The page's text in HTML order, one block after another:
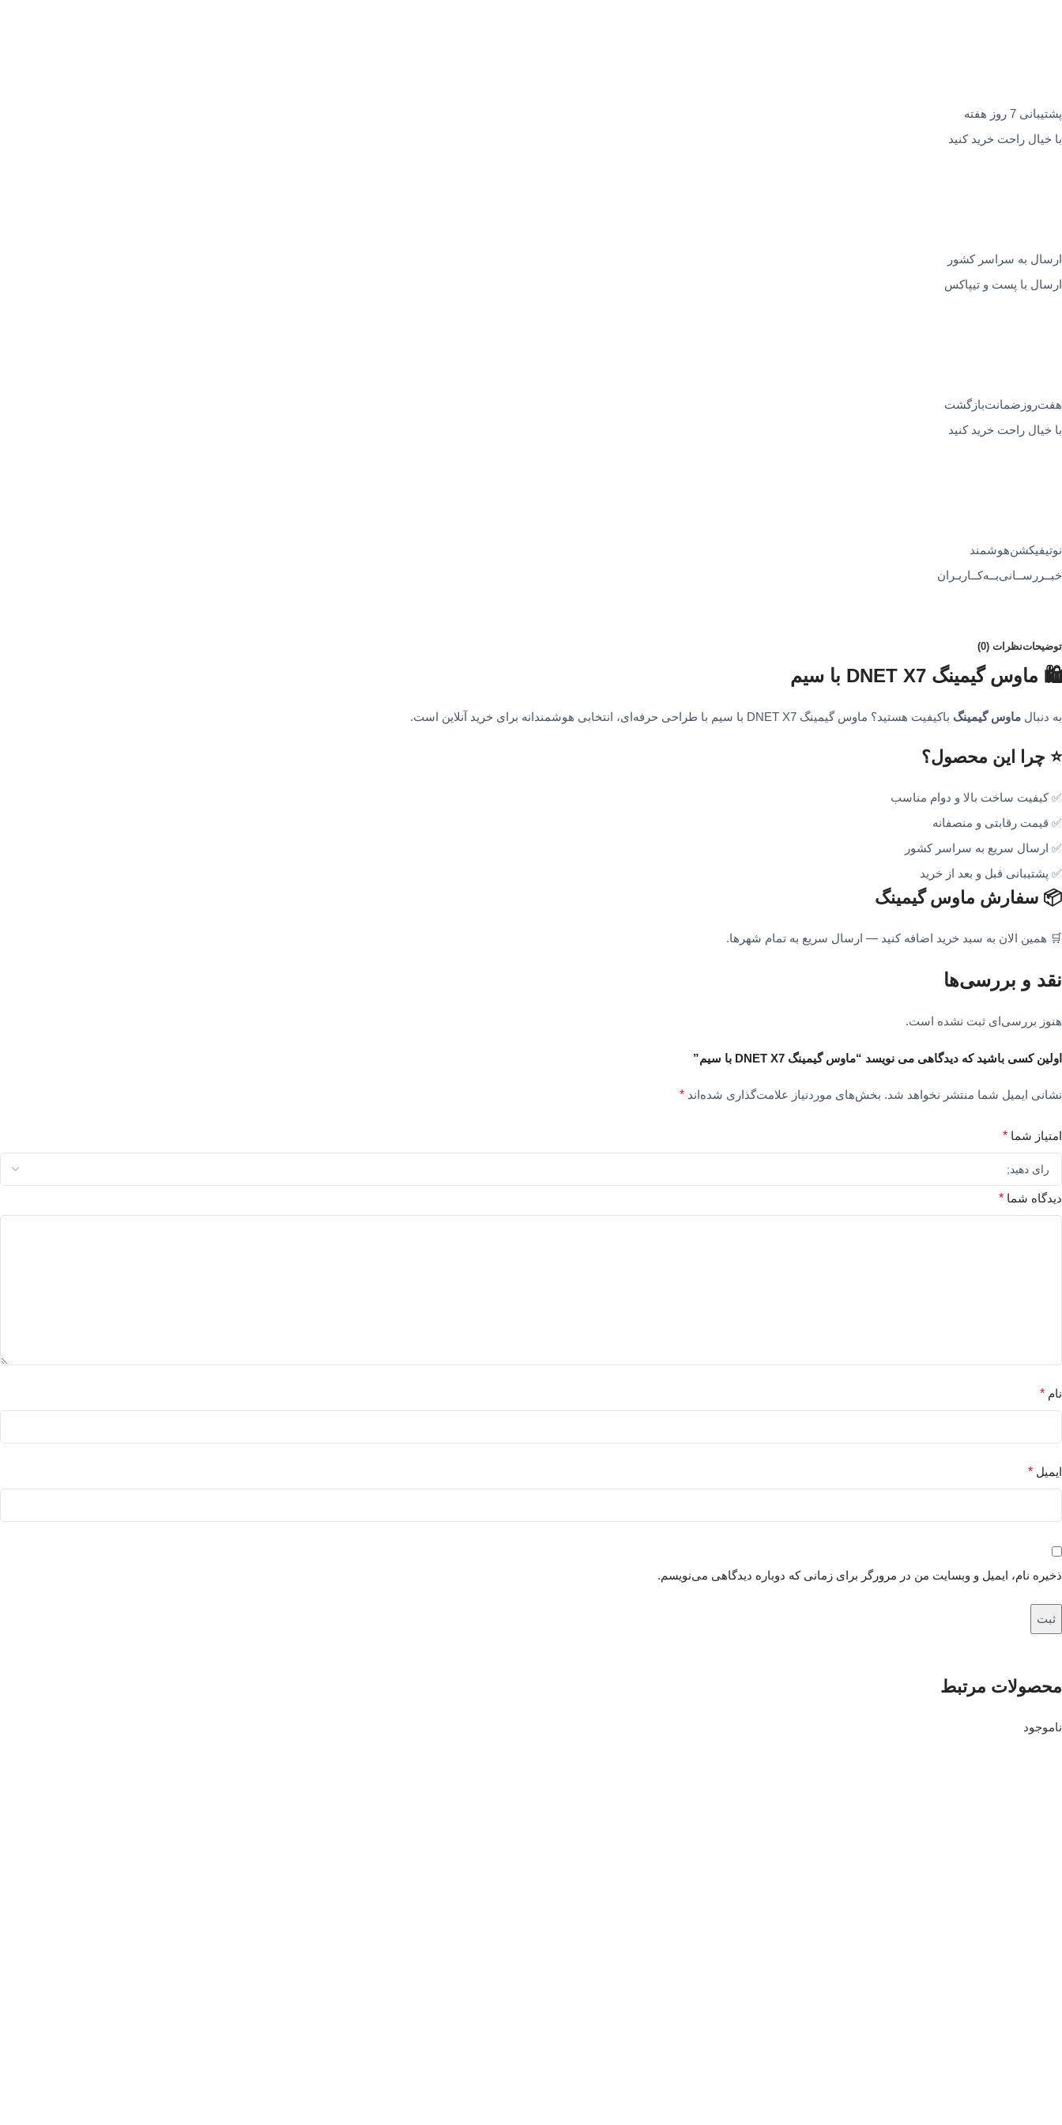
پشتیبانی 7 روز هفته
با خیال راحت خرید کنید
ارسال به سراسر کشور
ارسال با پست و تیپاکس
هفت‌روز‌ضمانت‌بازگشت
با خیال راحت خرید کنید
نوتیفیکشن‌هوشمند
خبــررســانی‌بــه‌کــاربـران
توضیحاتنظرات (0)
🛍️ ماوس گیمینگ DNET X7 با سیم
به دنبال ماوس گیمینگ باکیفیت هستید؟ ماوس گیمینگ DNET X7 با سیم با طراحی حرفه‌ای، انتخابی هوشمندانه برای خرید آنلاین است.
⭐ چرا این محصول؟
✅ کیفیت ساخت بالا و دوام مناسب
✅ قیمت رقابتی و منصفانه
✅ ارسال سریع به سراسر کشور
✅ پشتیبانی قبل و بعد از خرید
📦 سفارش ماوس گیمینگ
🛒 همین الان به سبد خرید اضافه کنید — ارسال سریع به تمام شهرها.
نقد و بررسی‌ها
هنوز بررسی‌ای ثبت نشده است.
اولین کسی باشید که دیدگاهی می نویسد “ماوس گیمینگ DNET X7 با سیم”
نشانی ایمیل شما منتشر نخواهد شد. بخش‌های موردنیاز علامت‌گذاری شده‌اند *
امتیاز شما *
دیدگاه شما *
نام *
ایمیل *
ذخیره نام، ایمیل و وبسایت من در مرورگر برای زمانی که دوباره دیدگاهی می‌نویسم.
محصولات مرتبط
ناموجود